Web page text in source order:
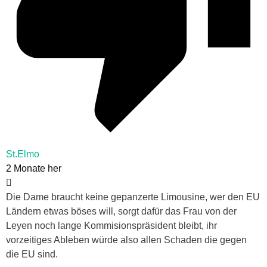
St.Elmo
2 Monate her
Die Dame braucht keine gepanzerte Limousine, wer den EU
Ländern etwas böses will, sorgt dafür das Frau von der
Leyen noch lange Kommisionspräsident bleibt, ihr
vorzeitiges Ableben würde also allen Schaden die gegen
die EU sind.